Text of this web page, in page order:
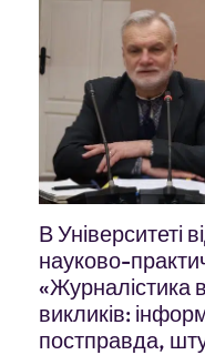
В Університеті
науково-
«Журналістика
викликів:
постправда,